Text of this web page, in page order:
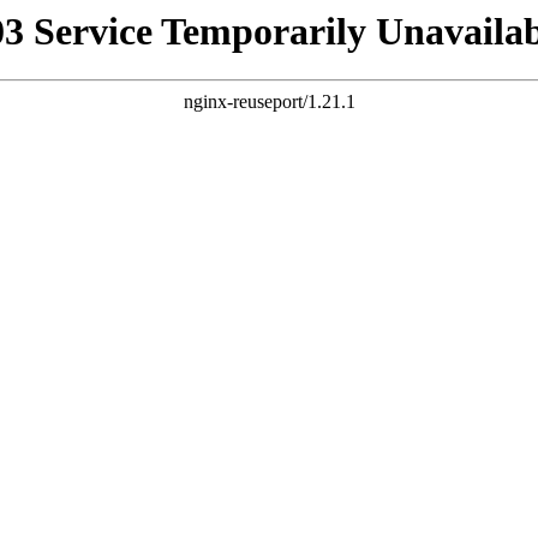
Service Temporarily
nginx-reuseport/1.21.1